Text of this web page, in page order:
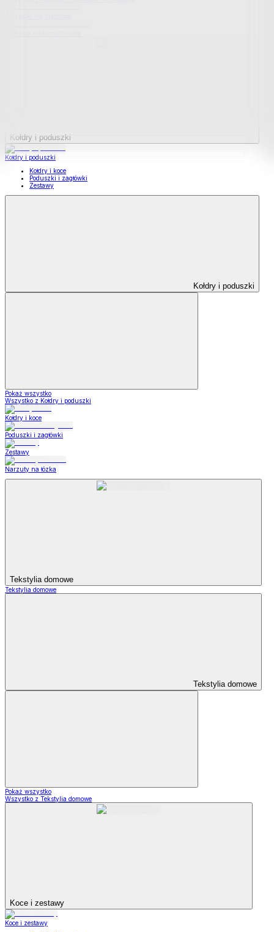
Kołdry i poduszki
Kołdry i poduszki
Kołdry i koce
Poduszki i zagłówki
Zestawy
Kołdry i poduszki
Pokaż wszystko
Wszystko z Kołdry i poduszki
Kołdry i koce
Poduszki i zagłówki
Zestawy
Narzuty na łózka
Tekstylia domowe
Tekstylia domowe
Tekstylia domowe
Pokaż wszystko
Wszystko z Tekstylia domowe
Koce i zestawy
Koce i zestawy